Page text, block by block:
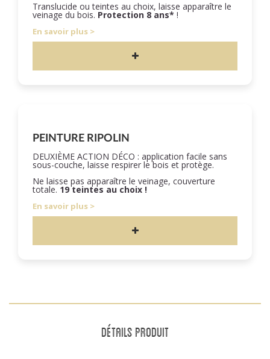
Translucide ou teintes au choix, laisse apparaître le
veinage du bois. Protection 8 ans* !
En savoir plus
PEINTURE RIPOLIN
DEUXIÈME ACTION DÉCO : application facile sans
sous-couche, laisse respirer le bois et protège.
Ne laisse pas apparaître le veinage, couverture
totale. 19 teintes au choix !
En savoir plus
DÉTAILS PRODUIT